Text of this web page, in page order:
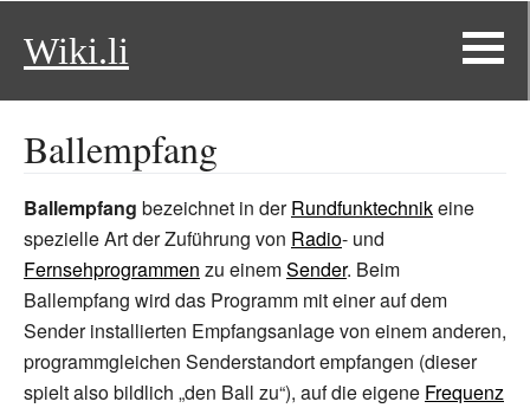
Wiki.li
Ballempfang
Ballempfang bezeichnet in derRundfunktechnikeine
spezielle Art der Zuführung von Radio- und
Fernsehprogrammen zu einemSender. Beim
Ballempfang wird das Programm mit einer auf dem
Sender installierten Empfangsanlage von einem anderen,
programmgleichen Senderstandort empfangen (dieser
spielt also bildlich „den Ball zu“), auf die eigene Frequenz